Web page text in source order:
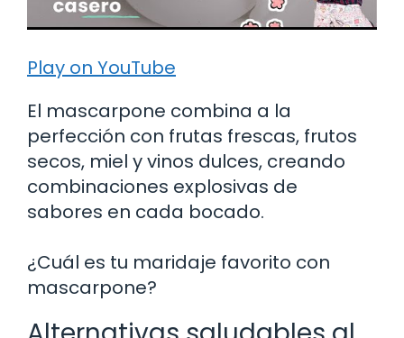
Play on YouTube
El mascarpone combina a la
perfección con frutas frescas, frutos
secos, miel y vinos dulces, creando
combinaciones explosivas de
sabores en cada bocado.
¿Cuál es tu maridaje favorito con
mascarpone?